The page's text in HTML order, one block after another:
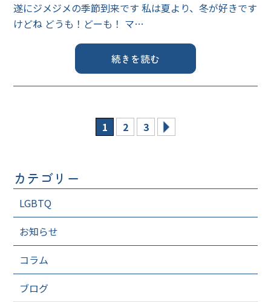
遂にジメジメの季節到来です 私は夏より、冬が好きです
けどね どうも！どーも！ マ…
続きを読む
1 2 3
カテゴリー
LGBTQ
お知らせ
コラム
ブログ